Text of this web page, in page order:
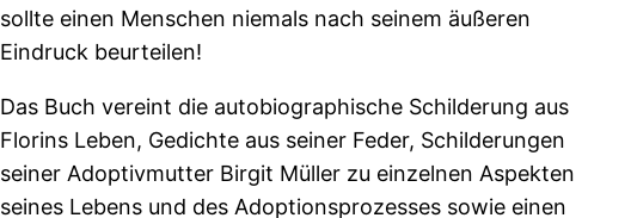
sollte einen Menschen niemals nach seinem äußeren
Eindruck beurteilen!
Das Buch vereint die autobiographische Schilderung aus
Florins Leben, Gedichte aus seiner Feder, Schilderungen
seiner Adoptivmutter Birgit Müller zu einzelnen Aspekten
seines Lebens und des Adoptionsprozesses sowie einen